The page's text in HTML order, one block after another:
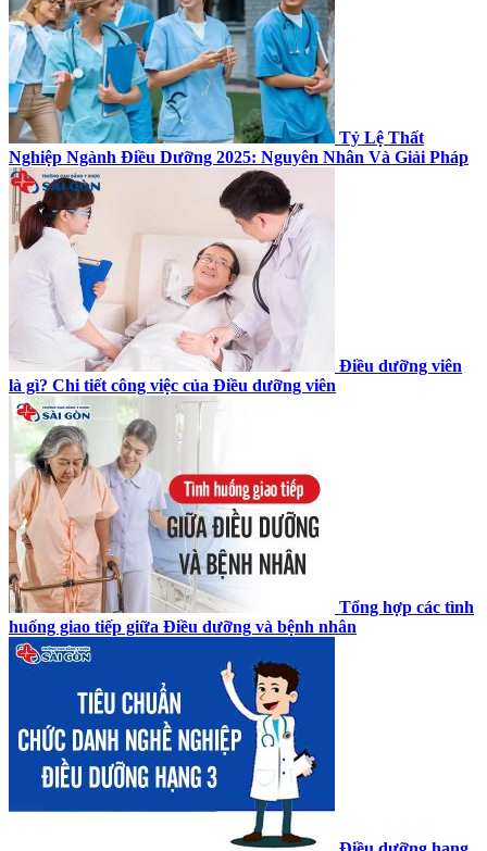
Tỷ Lệ Thất
Nghiệp Ngành Điều Dưỡng 2025: Nguyên Nhân Và Giải Pháp
Điều dưỡng viên
là gì? Chi tiết công việc của Điều dưỡng viên
Tổng hợp các tình
huống giao tiếp giữa Điều dưỡng và bệnh nhân